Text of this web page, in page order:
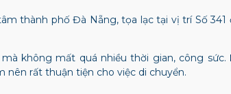
thành phố Đà Nẵng, tọa lạc tại vị trí Số 341
không mất quá nhiều thời gian, công sức.
nên rất thuận tiện cho việc di chuyển.